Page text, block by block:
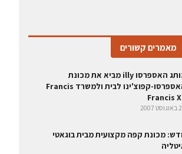
מאמרים קשורים
מותג האספרסו illy מביא את מכונת
האספרסו-קפוצ'ינו לבית ולמשרד Francis
Francis
2007
מכונת קפה מקצועית מבית בוגאטי